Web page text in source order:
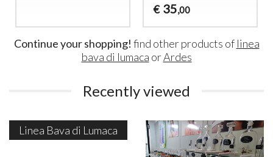
€ 35,00
Continue your shopping! find other products of linea
bava di lumaca orArdes
Recently viewed
Linea Bava di Lumaca